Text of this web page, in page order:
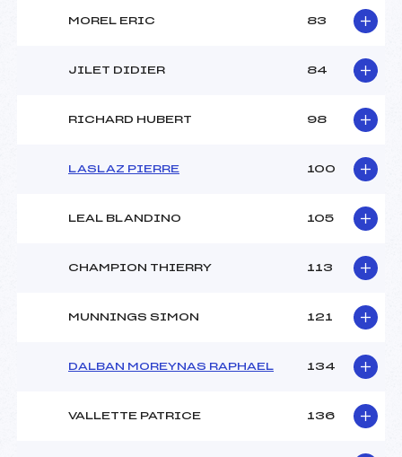
MOREL ERIC 83
JILET DIDIER 84
RICHARD HUBERT 98
LASLAZ PIERRE 100
LEAL BLANDINO 105
CHAMPION THIERRY 113
MUNNINGS SIMON 121
DALBAN MOREYNAS RAPHAEL 134
VALLETTE PATRICE 136